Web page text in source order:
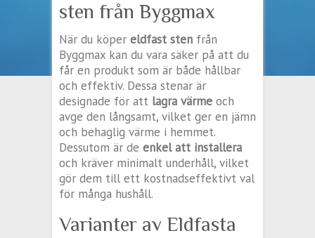
sten från Byggmax
När du köper eldfast sten från
Byggmax kan du vara säker på att du
får en produkt som är både hållbar
och effektiv. Dessa stenar är
designade för att lagra värme och
avge den långsamt, vilket ger en jämn
och behaglig värme i hemmet.
Dessutom är de enkel att installera
och kräver minimalt underhåll, vilket
gör dem till ett kostnadseffektivt val
för många hushåll.
Varianter av Eldfasta